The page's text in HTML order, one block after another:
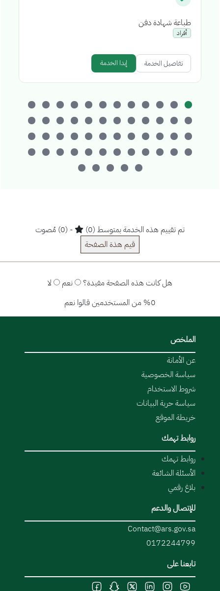
طباعة شهادة دفن
أفراد
تفاصيل الخدمة إبدا الخدمة
تم تقييم هذه الخدمة بمتوسط (0)
- (0) مُصوت
قيم هذة الصفحة
هل كانت هذه الصفحة مفيدة؟ نعم
لا
%0 من المستخدمين قالوا نعم
الملخص
عن الأمانة
سياسة الخصوصية
شروط الاستخدام
سياسة حرية البيانات
خريطة الموقع
روابط تهمك
روابط تهمك
الأسئلة الشائعة
بلاغ رقمي
للإتصال والدعم
Contact@ars.gov.sa
0172244799
تابعنا على